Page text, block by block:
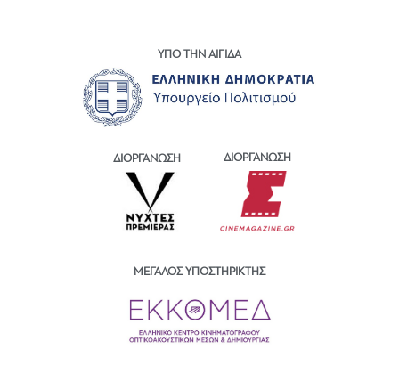
ΥΠΟ ΤΗΝ ΑΙΓΙΔΑ
ΔΙΟΡΓΑΝΩΣΗ ΔΙΟΡΓΑΝΩΣΗ
ΜΕΓΑΛΟΣ ΥΠΟΣΤΗΡΙΚΤΗΣ